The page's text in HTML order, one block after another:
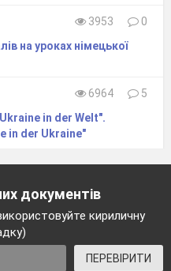
3953
0
на уроках німецької
6964
5
in der Welt".
in der Ukraine"
документів
кириличну
ПЕРЕВІРИТИ